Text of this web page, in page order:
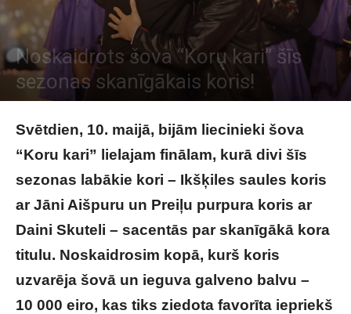
Noskaidrots šova “Koru kari” šīs
sezonas skanīgākais koris!
Svētdien, 10. maijā, bijām liecinieki šova
“Koru kari” lielajam finālam, kurā divi šīs
sezonas labākie kori – Ikšķiles saules koris
ar Jāni Aišpuru un Preiļu purpura koris ar
Daini Skuteli – sacentās par skanīgākā kora
titulu. Noskaidrosim kopā, kurš koris
uzvarēja šovā un ieguva galveno balvu –
10 000 eiro, kas tiks ziedota favorīta iepriekš